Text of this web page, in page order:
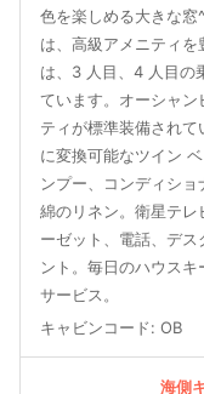
色を楽しめる大きな
は、高級アメニティ
は、3 人目、4 人目の
ています。オーシャン
ティが標準装備され
に変換可能なツイン
ンプー、コンディシ
綿のリネン。衛星テレ
ーゼット、電話、デ
ント。毎日のハウス
サービス。
キャビンコード: OB
海側